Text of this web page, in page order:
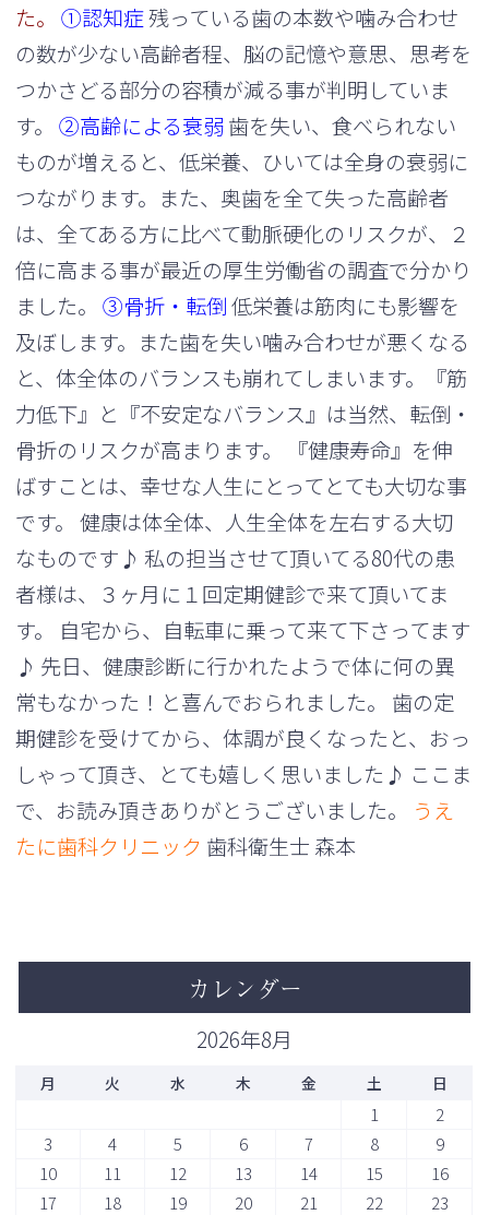
た。 ①認知症残っている歯の本数や噛み合わせ
の数が少ない高齢者程、脳の記憶や意思、思考を
つかさどる部分の容積が減る事が判明していま
す。②高齢による衰弱歯を失い、食べられない
ものが増えると、低栄養、ひいては全身の衰弱に
つながります。また、奥歯を全て失った高齢者
は、全てある方に比べて動脈硬化のリスクが、２
倍に高まる事が最近の厚生労働省の調査で分かり
ました。③骨折・ 転倒低栄養は筋肉にも影響を
及ぼします。また歯を失い噛み合わせが悪くなる
と、体全体のバランスも崩れてしまいます。『筋
力低下』と『不安定なバランス』は当然、転倒・
骨折のリスクが高まります。 『健康寿命』を伸
ばすことは、幸せな人生にとってとても大切な事
です。 健康は体全体、人生全体を左右する大切
なものです♪ 私の担当させて頂いてる80代の患
者様は、３ヶ月に１回定期健診で来て頂いてま
す。 自宅から、自転車に乗って来て下さってます
♪ 先日、健康診断に行かれたようで体に何の異
常もなかった！と喜んでおられました。 歯の定
期健診を受けてから、体調が良くなったと、おっ
しゃって頂き、とても嬉しく思いました♪ ここま
で、お読み頂きありがとうございました。 うえ
たに歯科クリニック 歯科衛生士 森本
カレンダー
2026年8月
月 火 水 木 金 土 日
1
2
3
4 5 6 7 8
9
10
11 12 13 14 15
16
17
18 19 20 21 22
23